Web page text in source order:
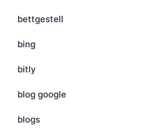
bettgestell
bing
bitly
blog google
blogs